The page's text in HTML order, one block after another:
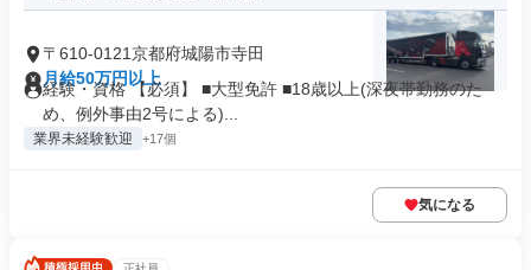
〒610-0121京都府城陽市寺田
月給50万円以上
経験・資格 【必須】 ■大型免許 ■18歳以上(深夜帯勤務のた
め、例外事由2号による)...
業界未経験歓迎 +17個
気になる